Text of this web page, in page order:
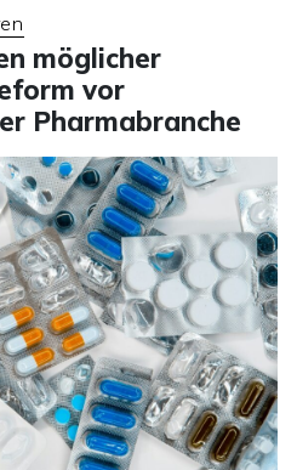
möglicher
vor
Pharmabranche